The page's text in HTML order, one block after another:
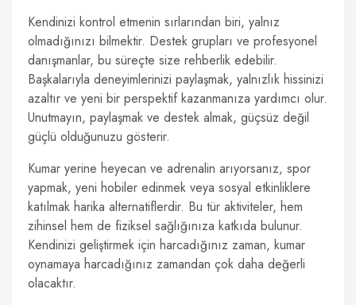
Kendinizi kontrol etmenin sırlarından biri, yalnız
olmadığınızı bilmektir. Destek grupları ve profesyonel
danışmanlar, bu süreçte size rehberlik edebilir.
Başkalarıyla deneyimlerinizi paylaşmak, yalnızlık hissinizi
azaltır ve yeni bir perspektif kazanmanıza yardımcı olur.
Unutmayın, paylaşmak ve destek almak, güçsüz değil
güçlü olduğunuzu gösterir.
Kumar yerine heyecan ve adrenalin arıyorsanız, spor
yapmak, yeni hobiler edinmek veya sosyal etkinliklere
katılmak harika alternatiflerdir. Bu tür aktiviteler, hem
zihinsel hem de fiziksel sağlığınıza katkıda bulunur.
Kendinizi geliştirmek için harcadığınız zaman, kumar
oynamaya harcadığınız zamandan çok daha değerli
olacaktır.